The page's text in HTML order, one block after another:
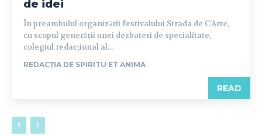
de idei
În preambulul organizării festivalului Strada de C’Arte,
cu scopul generării unei dezbateri de specialitate,
colegiul redacțional al...
REDACȚIA DE SPIRITU ET ANIMA
READ